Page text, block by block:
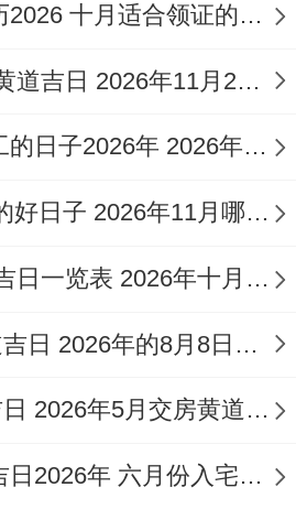
者、商户开业、家庭搬迁
煞北；宜:祭祀、祈福、
作灶、纳财、交易；
入殓、动土；
00-00:59）、寅时
12：59）、未时（13：
十月份宜领证黄历2026 十月适合领证的好日子2026年
阳历2026年11月黄道吉日 2026年11月26日阳历黄道吉日
四月适合装修开工的日子2026年 2026年四月份适合装修开工的黄道吉日
2026十一月订婚的好日子 2026年11月哪天订婚好
2026年10月动土吉日一览表 2026年十月六日能动土吗
2026年的8月黄道吉日 2026年的8月8日是星期几
2026年5月收房吉日 2026年5月交房黄道吉日
六月份入宅黄道吉日2026年 六月份入宅黄道吉日查询